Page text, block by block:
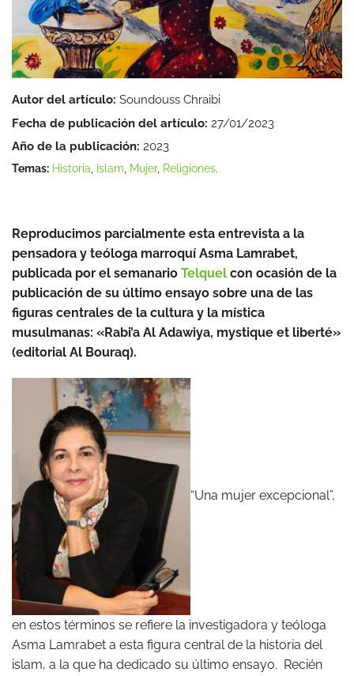
Autor del artículo: Soundouss Chraibi
Fecha de publicación del artículo: 27/01/2023
Año de la publicación: 2023
Temas: Historia Islam Mujer, Religiones.
Reproducimos parcialmente esta entrevista a la
pensadora y teóloga marroquí Asma Lamrabet,
publicada por el semanario Telquel con ocasión de la
publicación de su último ensayo sobre una de las
figuras centrales de la cultura y la mística
musulmanas: «Rabi’a Al Adawiya, mystique et liberté»
(editorial Al Bouraq).
“Una mujer excepcional”,
en estos términos se refiere la investigadora y teóloga
Asma Lamrabet a esta figura central de la historia del
islam, a la que ha dedicado su último ensayo. Recién